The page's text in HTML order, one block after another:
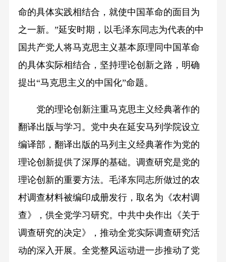
命的具体实践相结合，就使中国革命的面目为
之一新。”延安时期，以毛泽东同志为代表的中
国共产党人将马克思主义基本原理同中国革命
的具体实际相结合，坚持理论创新之路，明确
提出“马克思主义的中国化”命题。
党的理论创新注重马克思主义经典著作的
翻译出版与学习。党中央在延安马列学院设立
编译部，翻译出版的马列主义经典著作为党的
理论创新提供了深厚的基础。调查研究是党的
理论创新的重要方法。毛泽东同志所做过的农
村调查材料被编印成册发行，取名为《农村调
查》，供全党学习研究。中共中央作出《关于
调查研究的决定》，推动全党实际调查研究活
动的深入开展。全党整风运动进一步推动了党